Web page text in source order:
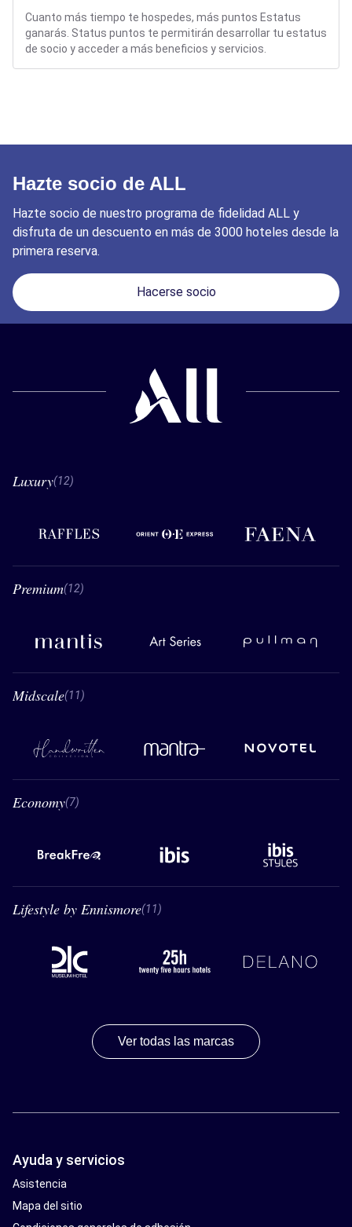
Cuanto más tiempo te hospedes, más puntos Estatus
ganarás. Status puntos te permitirán desarrollar tu estatus
de socio y acceder a más beneficios y servicios.
Hazte socio de ALL
Hazte socio de nuestro programa de fidelidad ALL y
disfruta de un descuento en más de 3000 hoteles desde la
primera reserva.
Hacerse socio
Luxury(12)
Premium(12)
Midscale(11)
Economy(7)
Lifestyle by Ennismore(11)
Ver todas las marcas
Ayuda y servicios
Asistencia
Mapa del sitio